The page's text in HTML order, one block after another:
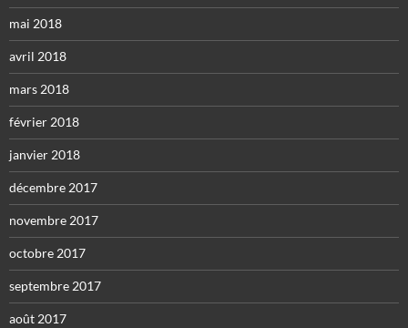
mai 2018
avril 2018
mars 2018
février 2018
janvier 2018
décembre 2017
novembre 2017
octobre 2017
septembre 2017
août 2017